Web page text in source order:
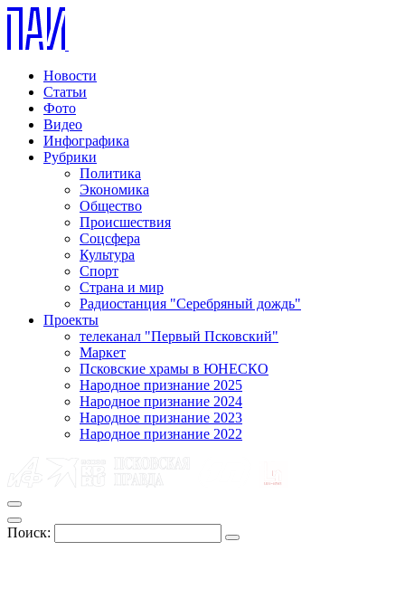
Новости
Статьи
Фото
Видео
Инфографика
Рубрики
Политика
Экономика
Общество
Происшествия
Соцсфера
Культура
Спорт
Страна и мир
Радиостанция "Серебряный дождь"
Проекты
телеканал "Первый Псковский"
Маркет
Псковские храмы в ЮНЕСКО
Народное признание 2025
Народное признание 2024
Народное признание 2023
Народное признание 2022
Поиск: